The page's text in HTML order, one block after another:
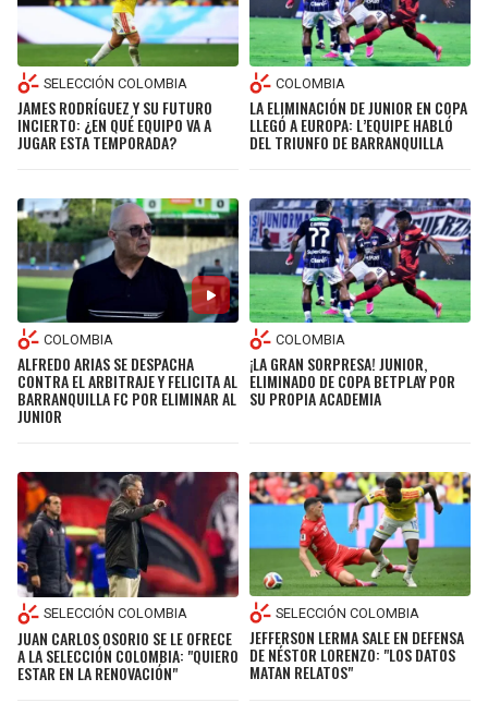
SELECCIÓN COLOMBIA
JAMES RODRÍGUEZ Y SU FUTURO
INCIERTO: ¿EN QUÉ EQUIPO VA A
JUGAR ESTA TEMPORADA?
COLOMBIA
LA ELIMINACIÓN DE JUNIOR EN COPA
LLEGÓ A EUROPA: L’EQUIPE HABLÓ
DEL TRIUNFO DE BARRANQUILLA
COLOMBIA
ALFREDO ARIAS SE DESPACHA
CONTRA EL ARBITRAJE Y FELICITA AL
BARRANQUILLA FC POR ELIMINAR AL
JUNIOR
COLOMBIA
¡LA GRAN SORPRESA! JUNIOR,
ELIMINADO DE COPA BETPLAY POR
SU PROPIA ACADEMIA
SELECCIÓN COLOMBIA
JUAN CARLOS OSORIO SE LE OFRECE
A LA SELECCIÓN COLOMBIA: "QUIERO
ESTAR EN LA RENOVACIÓN"
SELECCIÓN COLOMBIA
JEFFERSON LERMA SALE EN DEFENSA
DE NÉSTOR LORENZO: "LOS DATOS
MATAN RELATOS"